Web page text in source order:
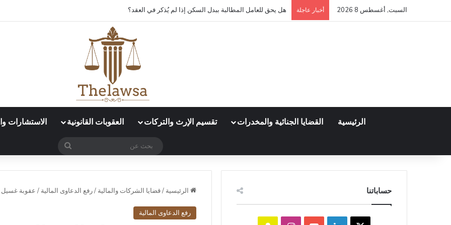
السبت, أغسطس 8 2026 أخبار عاجلة هل يحق للعامل المطالبة ببدل السكن إذا لم يُذكر في العقد؟
الرئيسية القضايا الجنائية والمخدرات تقسيم الإرث والتركات العقوبات القانونية الاستشارات
بحث
الرئيسية /قضايا الشركات والمالية /رفع الدعاوى المالية / عقوبة غسيل
رفع الدعاوى المالية
حساباتنا